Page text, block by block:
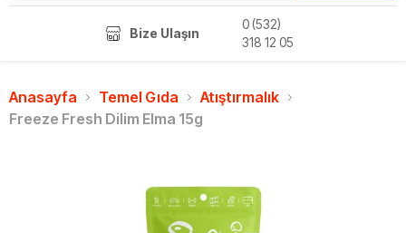
Bize Ulaşın
0 (532)
318 12 05
Anasayfa Temel Gıda
Atıştırmalık
Freeze Fresh Dilim Elma 15g